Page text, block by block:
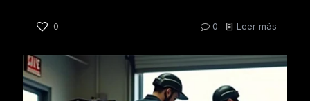
0 0 Leer más